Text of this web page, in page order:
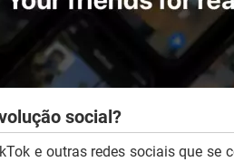
social?
e outras redes sociais que se